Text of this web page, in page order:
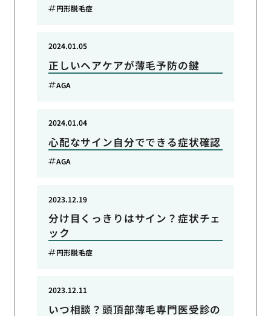
円形脱毛症
正しいヘアケアが薄毛予防の鍵
2024.01.05
AGA
心配なサイン自分でできる症状確認
2024.01.04
AGA
分け目くっきりはサイン？症状チェ
ック
2023.12.19
円形脱毛症
いつ相談？頭頂部薄毛専門医受診の
2023.12.11